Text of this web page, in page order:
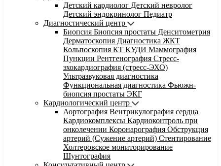
Детский кардиолог Детский невролог
Детский эндокринолог Педиатр
Диагностический центр
Биопсия Биопсия простаты Денситометрия
Дерматоскопия Диагностика ЖКТ
Кольпоскопия КТ КУДИ Маммография
Пункции Рентгенография Стресс-
эхокардиография (стресс-ЭХО)
Ультразвуковая диагностика
Функциональная диагностика Фьюжн-
биопсия простаты ЭКГ
Кардиологический центр
Аортография Вентрикулография сердца
Кардиокомплексы Кардиоконтроль при
онколечении Коронарография Обструкция
артерий (Сужение артерий) Стентирование
Холтеровское мониторирование
Шунтография